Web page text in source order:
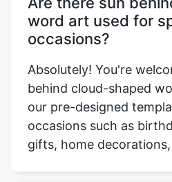
word art used for
occasions?
Absolutely! You're
behind cloud-shaped
our pre-designed
occasions such as
gifts, home